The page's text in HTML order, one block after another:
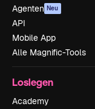
Agenten Neu
API
Mobile App
Alle Magnific-Tools
Loslegen
Academy